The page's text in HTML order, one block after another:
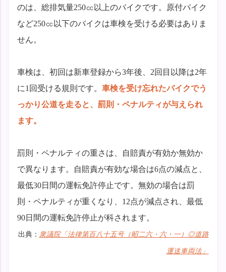
のは、総排気量250㏄以上のバイクです。原付バイク
など250㏄以下のバイクは車検を受ける必要はありま
せん。
車検は、初回は新車登録から3年後、2回目以降は2年
に1回受ける規則です。車検を受け忘れたバイクでう
っかり公道を走ると、罰則・ペナルティが与えられ
ます。
罰則・ペナルティの重さは、自賠責が有効か無効か
で異なります。自賠責が有効な場合は6点の減点と、
最低30日間の運転免許停止です。無効の場合は罰
則・ペナルティが重くなり、12点が減点され、最低
90日間の運転免許停止が科されます。
出典： 衆議院「法律第百八十五号（昭二六・六・一）◎道路
運送車両法」